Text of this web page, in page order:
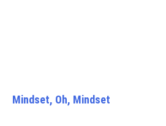
Mindset, Oh, Mindset